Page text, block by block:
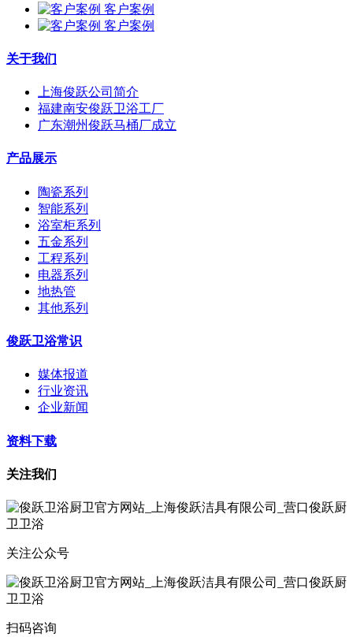
客户案例
客户案例
关于我们
上海俊跃公司简介
福建南安俊跃卫浴工厂
广东潮州俊跃马桶厂成立
产品展示
陶瓷系列
智能系列
浴室柜系列
五金系列
工程系列
电器系列
地热管
其他系列
俊跃卫浴常识
媒体报道
行业资讯
企业新闻
资料下载
关注我们
关注公众号
扫码咨询